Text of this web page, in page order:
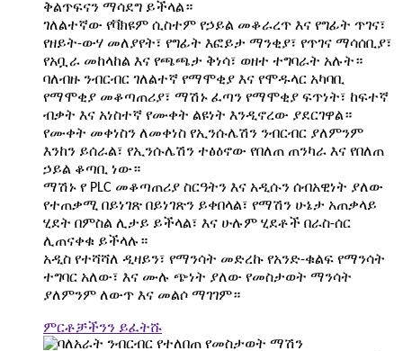
ቅልጥፍናን ማሳደግ ይችላል።
ገለልተኛው የቫክዩም ሲስተም የኃይል መቆራረጥ እና የግፊት ጥገና፣
የዘይት-ውሃ መለያየት፣ የግፊት እፎይታ ማንቂያ፣ የጥገና ማሳሰቢያ፣
የአቧራ መከላከል እና የጫጫታ ቅነሳ፣ ወዘተ ተግባራት አሉት።
ባለብዙ ንብርብር ገለልተኛ የማሞቂያ እና የሞዱላር አካባቢ
የማሞቂያ መቆጣጠሪያ፣ ማሽኑ ፈጣን የማሞቂያ ፍጥነት፣ ከፍተኛ
ብቃት እና አነስተኛ የሙቀት ልዩነት እንዲኖረው ያደርገዋል።
የሙቀት መቀነስን ለመቀነስ የኢንሱሌሽን ንብርብር ያለምንም
እንከን ይሰራል፣ የኢንሱሌሽን ተፅዕኖው የበለጠ ጠንካራ እና የበለጠ
ኃይል ቆጣቢ ነው።
ማሽኑ የ PLC መቆጣጠሪያ ስርዓትን እና አዲሱን ሰብአዊነት ያለው
የተጠቃሚ በይነገጽ በይነገጽን ይቀበላል፣ የማሽን ሁኔታ አጠቃላይ
ሂደት በምስል ሊታይ ይችላል፣ እና ሁሉም ሂደቶች በራስ-ሰር
ሊጠናቀቁ ይችላሉ።
አዲስ የተሻሻለ ዲዛይን፣ የማንሳት መድረኩ የአንድ-ቁልፍ የማንሳት
ተግባር አለው፣ እና ሙሉ ጭነት ያለው የመስታወት ማንሳት
ያለምንም ለውጥ እና መልሶ ማገገም።
ምርቶቻችንን ይፈትሹ